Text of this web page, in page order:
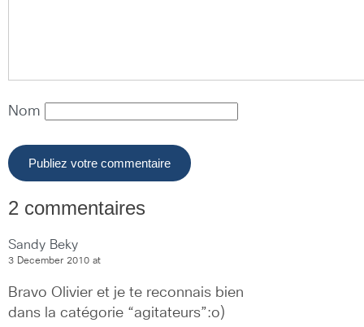
Nom
2 commentaires
Sandy Beky
3 December 2010 at
Bravo Olivier et je te reconnais bien
dans la catégorie “agitateurs”:o)